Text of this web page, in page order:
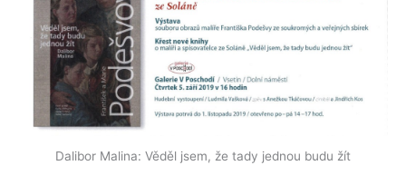
Dalibor Malina: Věděl jsem, že tady jednou budu žít